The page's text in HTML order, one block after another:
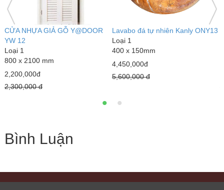
CỬA NHỰA GIẢ GỖ Y@DOOR
YW 12
Loại 1
800 x 2100 mm
2,200,000đ
2,300,000 đ
Lavabo đá tự nhiên Kanly ONY13
Loại 1
400 x 150mm
4,450,000đ
5,600,000 đ
Bình Luận